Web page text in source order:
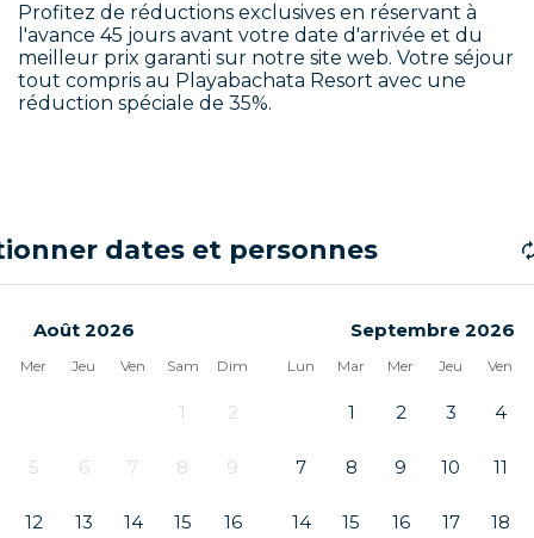
Profitez de réductions exclusives en réservant à
l'avance 45 jours avant votre date d'arrivée et du
meilleur prix garanti sur notre site web. Votre séjour
tout compris au Playabachata Resort avec une
réduction spéciale de 35%.
dates et personnes
Août 2026
Mer Jeu Ven Sam Dim
1 2
5 6 7 8 9
12 13 14 15 16
Septembre 2026
Lun Mar Mer Jeu Ven
1 2 3 4
7 8 9 10 11
14 15 16 17 18